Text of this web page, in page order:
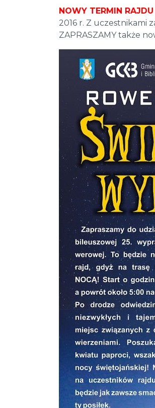
NOWY TERMIN
2016 r. Z uczestnikami
ZAPRASZAMY także